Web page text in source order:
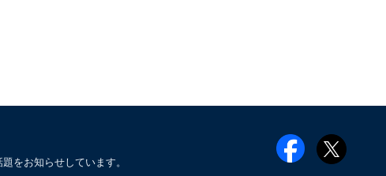
をお知らせしています。